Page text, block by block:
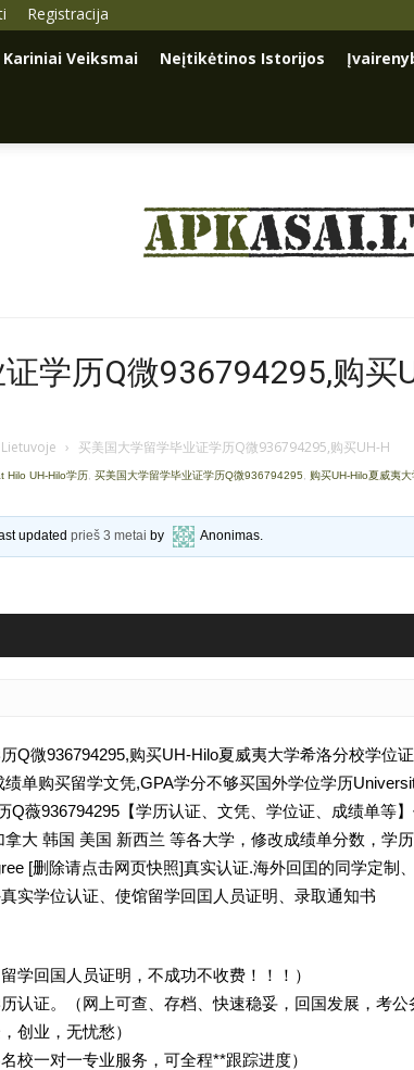
Registracija
Kariniai Veiksmai Neįtikėtinos Istorijos
学历Q微936794295,购买
› 买美国大学留学毕业证学历Q微936794295,购买UH-H
Hilo UH-Hilo学历 买美国大学留学毕业证学历Q微936794295
购买UH-Hilo夏威夷
updatedprieš 3 metai by Anonimas.
Q微936794295,购买UH-Hilo夏威夷大学希洛分校学位
单购买留学文凭,GPA学分不够买国外学位学历
Q薇936794295【学历认证、文凭、学位证、成绩单等
大 韩国 美国 新西兰 等各大学，修改成绩单分数，学
[删除请点击网页快照]真实认证.海外回囯的同学定制
实学位认证、使馆留学回囯人员证明、录取通知书
学回国人员证明，不成功不收费！！！）
认证。（网上可查、存档、快速稳妥，回国发展，考公
，创业，无忧愁）
校一对一专业服务，可全程**跟踪进度）